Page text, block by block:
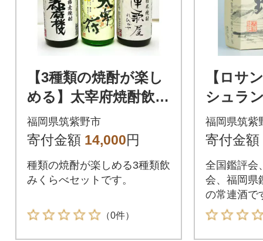
【3種類の焼酎が楽し
める】太宰府焼酎飲み
くらべセット(各720m
l)
福岡県筑紫野市
寄付金額 14,000円
種類の焼酎が楽しめる3種類飲
みくらべセットです。
（0件）
【ロサ
シュラ
店で提
大吟醸
福岡県筑紫
寄付金額
全国鑑評会
会、福岡県
の常連酒で
に飲まれま